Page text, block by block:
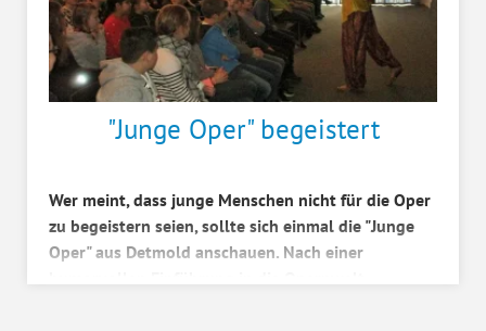
"Junge Oper" begeistert
Wer meint, dass junge Menschen nicht für die Oper
zu begeistern seien, sollte sich einmal die "Junge
Oper" aus Detmold anschauen. Nach einer